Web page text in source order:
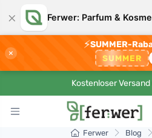
× Ferwer: Parfum &
×
⚡SUMMER-
SUMMER
Kostenloser
Ferwer Blog